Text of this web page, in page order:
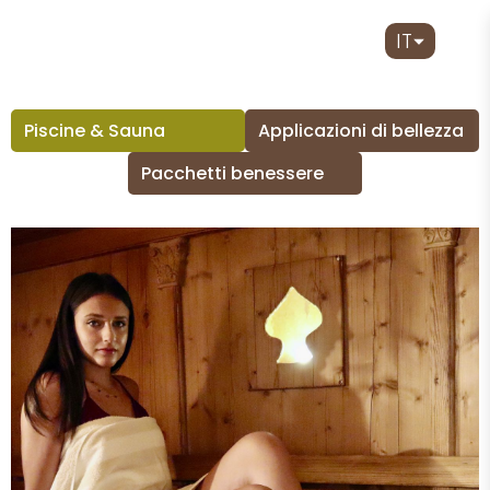
IT
Piscine & Sauna
Applicazioni di bellezza
Pacchetti benessere